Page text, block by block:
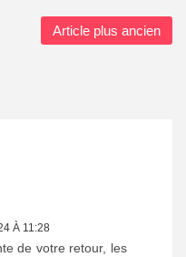
Article plus ancien
À 11:28
de votre retour, les